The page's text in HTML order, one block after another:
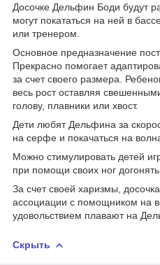
Досочке Дельфин Боди будут
могут покататься на ней в
или тренером.
Основное предназначение
Прекрасно помогает
за счет своего размера.
весь рост оставляя
голову, плавники или хвост.
Дети любят Дельфина за
на серфе и покачаться на
Можно стимулировать детей
при помощи своих ног догонять
За счет своей харизмы,
ассоциации с помощником на
удовольствием плавают на
Скрыть